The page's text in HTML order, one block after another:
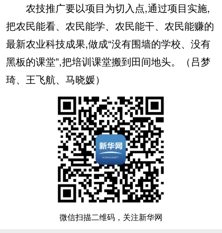
农技推广要以项目为切入点,通过项目实施,
把农民能看、农民能学、农民能干、农民能赚的
最新农业科技成果,做成“没有围墙的学校、没有
黑板的课堂”,把培训课堂搬到田间地头。（吕梦
琦、王飞航、马晓媛）
微信扫描二维码，关注新华网